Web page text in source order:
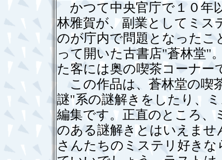
かつて中央官庁で１０年
林雅賀が、副業としてミス
のが庁内で問題となったこ
って開いた古書店"蒼林堂"
た客には奥の喫茶コーナー
この作品は、蒼林堂の喫
謎"系の謎解きをしたり、
編集です。正直のところ
のある謎解きとはいえま
さんたちのミステリ好き